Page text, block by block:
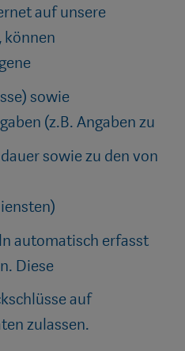
auf unsere
können
sowie
(z.B. Angaben zu
sowie zu den von
automatisch erfasst
Diese
auf
zulassen.